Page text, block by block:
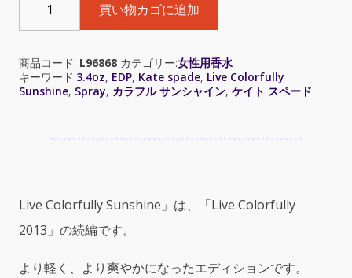
Spade
Live
Sunshine
(ケ
イ
カ
ラ
ル
買い物カゴに追加
商品コード: L96868 カテゴリー:女性用香水
キーワード:3.4oz, EDP, Kate spade, Live Colorfully
Sunshine, Spray, カラフル サンシャイン, ケイト スペード
Live Colorfully Sunshine」は、「Live Colorfully
2013」の続編です。
より軽く、より爽やかになったエディションです。